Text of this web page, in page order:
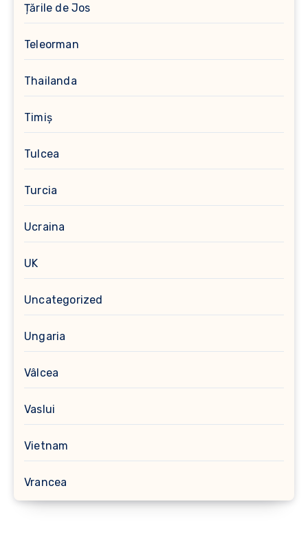
Țările de Jos
Teleorman
Thailanda
Timiș
Tulcea
Turcia
Ucraina
UK
Uncategorized
Ungaria
Vâlcea
Vaslui
Vietnam
Vrancea